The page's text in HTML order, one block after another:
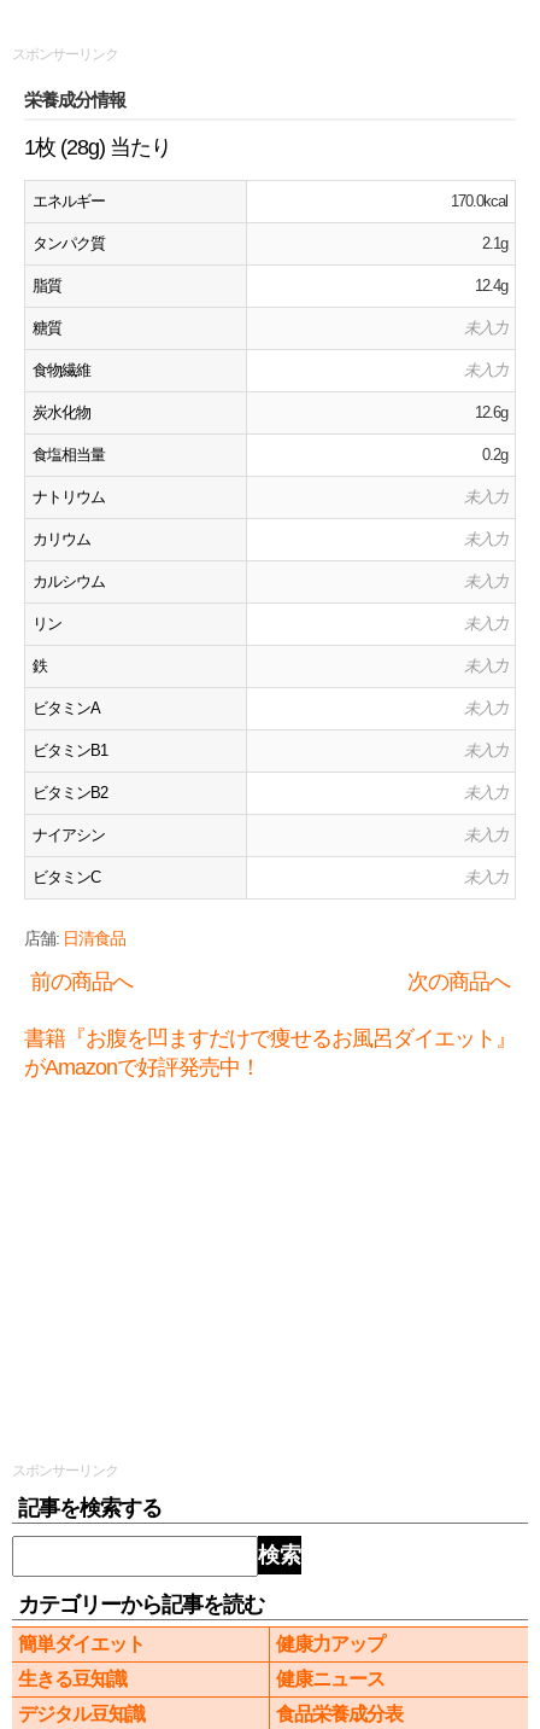
スポンサーリンク
栄養成分情報
1枚 (28g) 当たり
エネルギー 170.0kcal
タンパク質 2.1g
脂質 12.4g
糖質 未入力
食物繊維 未入力
炭水化物 12.6g
食塩相当量 0.2g
ナトリウム 未入力
カリウム 未入力
カルシウム 未入力
リン 未入力
鉄 未入力
ビタミンA 未入力
ビタミンB1 未入力
ビタミンB2 未入力
ナイアシン 未入力
ビタミンC 未入力
店舗: 日清食品
前の商品へ 次の商品へ
書籍『お腹を凹ますだけで痩せるお風呂ダイエット』
がAmazonで好評発売中！
スポンサーリンク
記事を検索する
検索
カテゴリーから記事を読む
簡単ダイエット
健康力アップ
生きる豆知識
健康ニュース
デジタル豆知識
食品栄養成分表